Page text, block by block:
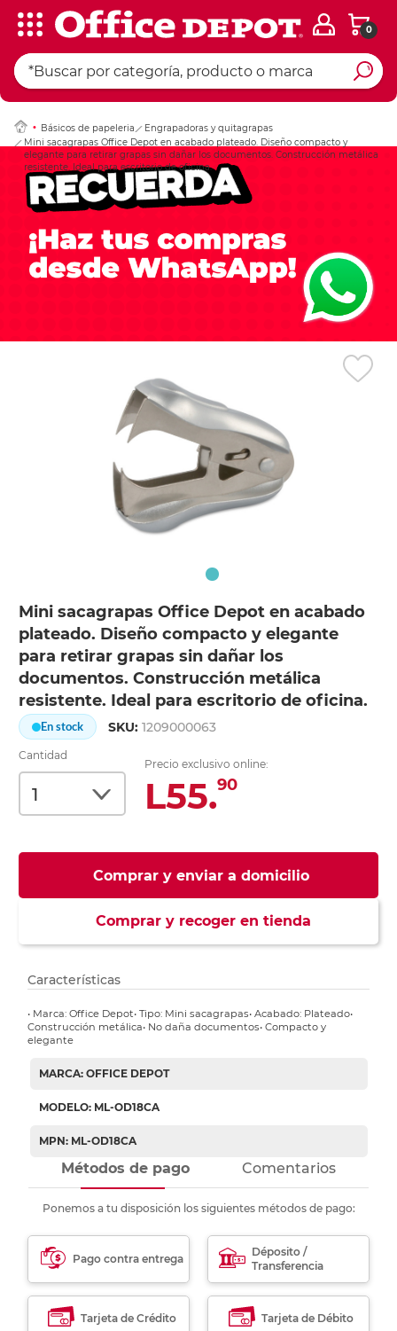
0
Básicos de papeleria
Engrapadoras y quitagrapas
Mini sacagrapas Office Depot en acabado plateado. Diseño compacto y
elegante para retirar grapas sin dañar los documentos. Construcción metálica
resistente. Ideal para escritorio de oficina.
Mini sacagrapas Office Depot en acabado
plateado. Diseño compacto y elegante
para retirar grapas sin dañar los
documentos. Construcción metálica
resistente. Ideal para escritorio de oficina.
En stock SKU:1209000063
Cantidad
Precio exclusivo online:
L55.90
Comprar y enviar a domicilio
Comprar y recoger en tienda
Ingresar Codigo
Características
• Marca: Office Depot• Tipo: Mini sacagrapas• Acabado: Plateado•
Construcción metálica• No daña documentos• Compacto y
elegante
MARCA: OFFICE DEPOT
MODELO: ML-OD18CA
MPN: ML-OD18CA
Métodos de pago Comentarios
Ponemos a tu disposición los siguientes métodos de pago:
Pago contra entrega
Déposito /
Transferencia
Tarjeta de Crédito Tarjeta de Débito